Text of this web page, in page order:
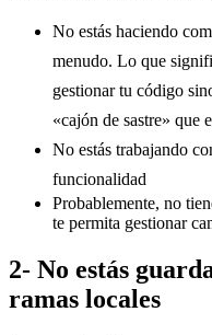
No estás haciendo
menudo. Lo que
gestionar tu código
«cajón de sastre» que
No estás trabajando
funcionalidad
Probablemente, no
te permita gestionar
2- No estás
ramas locales